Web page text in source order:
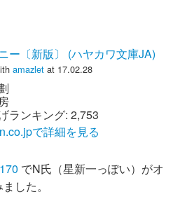
ー〔新版〕 (ハヤカワ文庫JA)
amazlet at 17.02.28
ランキング: 2,753
で詳細を見る
でN氏（星新一っぽい）がオ
した。